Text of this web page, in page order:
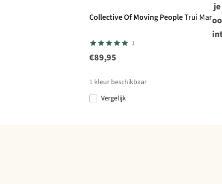
Collective Of Moving PeopleTrui Man
1
€89,95
1 kleur beschikbaar
Vergelijk
je